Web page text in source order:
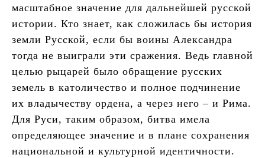
масштабное значение для дальнейшей русской
истории. Кто знает, как сложилась бы история
земли Русской, если бы воины Александра
тогда не выиграли эти сражения. Ведь главной
целью рыцарей было обращение русских
земель в католичество и полное подчинение
их владычеству ордена, а через него – и Рима.
Для Руси, таким образом, битва имела
определяющее значение и в плане сохранения
национальной и культурной идентичности.